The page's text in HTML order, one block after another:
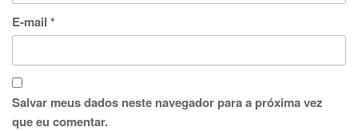
E-mail *
Salvar meus dados neste navegador para a próxima vez
que eu comentar.